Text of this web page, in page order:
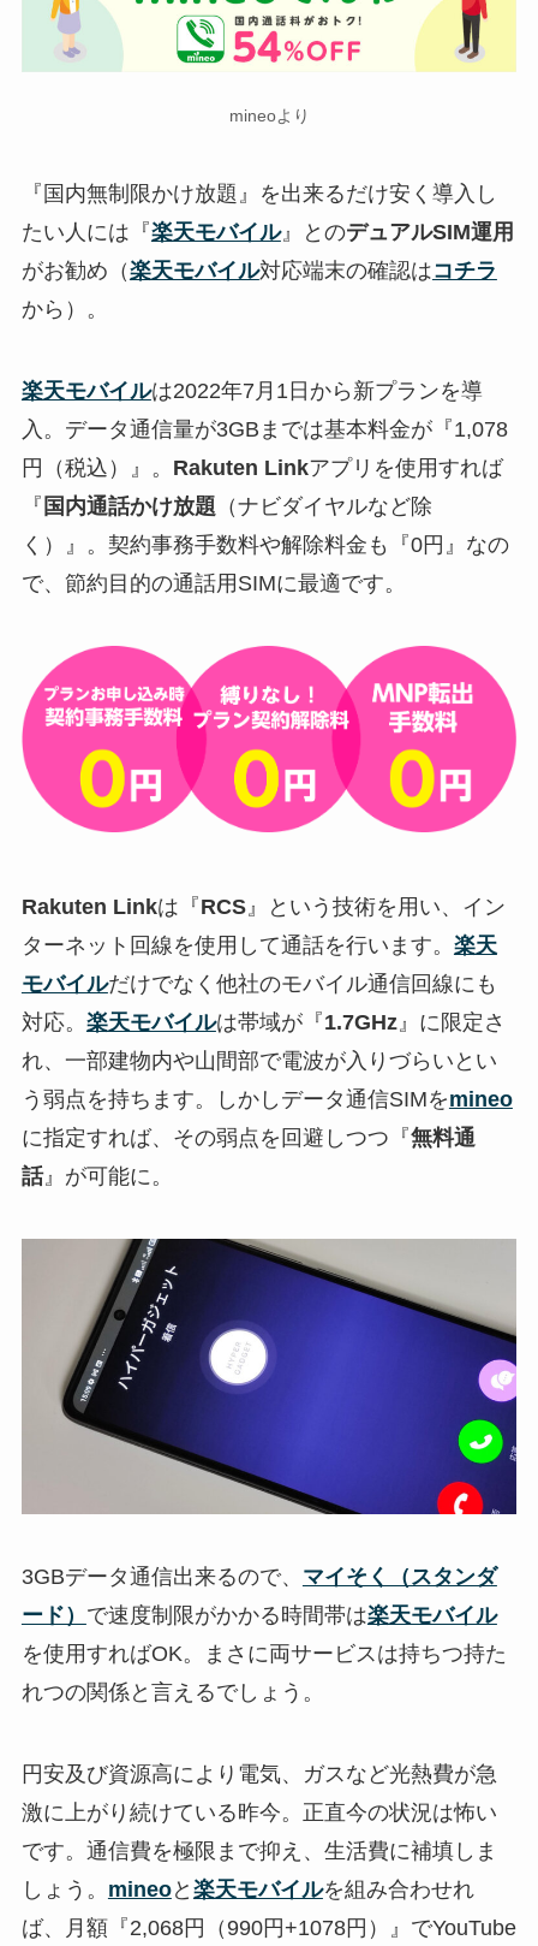
mineoより
『国内無制限かけ放題』を出来るだけ安く導入し
たい人には『楽天モバイル』とのデュアルSIM運用
がお勧め（楽天モバイル対応端末の確認はコチラ
から）。
楽天モバイルは2022年7月1日から新プランを導
入。データ通信量が3GBまでは基本料金が『1,078
円（税込）
』。 Rakuten Linkアプリを使用すれば
『 国内通話かけ放題 （ナビダイヤルなど除
く）』。契約事務手数料や解除料金も『0円 』なの
で、節約目的の通話用SIMに最適です。
Rakuten Linkは『RCS』という技術を用い、イン
ターネット回線を使用して通話を行います。 楽天
モバイルだけでなく他社のモバイル通信回線にも
対応。 楽天モバイルは帯域が『1.7GHz』に限定さ
れ、一部建物内や山間部で電波が入りづらいとい
う弱点を持ちます。しかしデータ通信SIMをmineo
に指定すれば、その弱点を回避しつつ『無料通
話』が可能に。
3GBデータ通信出来るので、 マイそく（スタンダ
ード） で速度制限がかかる時間帯は楽天モバイル
を使用すればOK。まさに両サービスは持ちつ持た
れつの関係と言えるでしょう。
円安及び資源高により電気、ガスなど光熱費が急
激に上がり続けている昨今。正直今の状況は怖い
です。通信費を極限まで抑え、生活費に補填しま
しょう。 mineoと 楽天モバイルを組み合わせれ
ば、月額『2,068円（990円+1078円）
』でYouTube